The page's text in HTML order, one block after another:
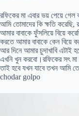
রফিকের মা এবার ভয় পেয়ে
আমি তোমাদের কি ক্ষতি করেছি,
আমার বাবাকে ফুঁসলিয়ে বিয়ে
করতে আমার বাবাকে কেন বিয়ে
আর দিনে আমার চুদাখাবি এটাই
এখনি খুন করবো।রফিকের সৎ মা
তাই হবে যখন যাবে তখন আমি
chodar golpo